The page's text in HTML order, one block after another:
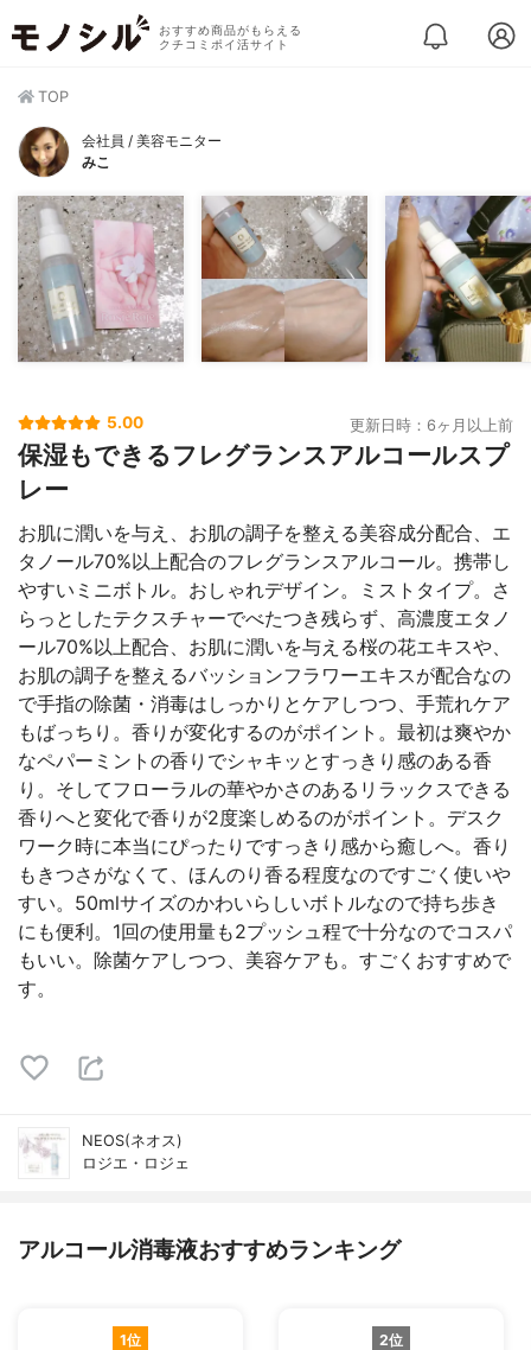
おすすめ商品がもらえる
クチコミポイ活サイト
TOP
会社員 / 美容モニター
みこ
5.00 更新日時：6ヶ月以上前
保湿もできるフレグランスアルコールスプ
レー
お肌に潤いを与え、お肌の調子を整える美容成分配合、エ
タノール70%以上配合のフレグランスアルコール。携帯し
やすいミニボトル。おしゃれデザイン。ミストタイプ。さ
らっとしたテクスチャーでべたつき残らず、高濃度エタノ
ール70%以上配合、お肌に潤いを与える桜の花エキスや、
お肌の調子を整えるバッションフラワーエキスが配合なの
で手指の除菌・消毒はしっかりとケアしつつ、手荒れケア
もばっちり。香りが変化するのがポイント。最初は爽やか
なペパーミントの香りでシャキッとすっきり感のある香
り。そしてフローラルの華やかさのあるリラックスできる
香りへと変化で香りが2度楽しめるのがポイント。デスク
ワーク時に本当にぴったりですっきり感から癒しへ。香り
もきつさがなくて、ほんのり香る程度なのですごく使いや
すい。50mlサイズのかわいらしいボトルなので持ち歩き
にも便利。1回の使用量も2プッシュ程で十分なのでコスパ
もいい。除菌ケアしつつ、美容ケアも。すごくおすすめで
す。
NEOS(ネオス)
ロジエ・ロジェ
アルコール消毒液おすすめランキング
1位 2位